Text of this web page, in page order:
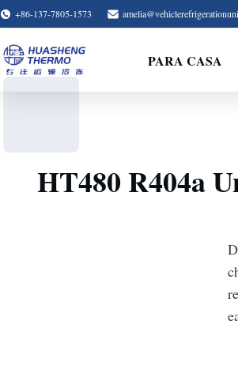
+86-137-7805-1573
PARA CASA
HT480 R404a